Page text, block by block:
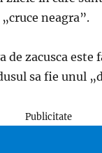
neagra”.
zacusca este
sa fie unul
Publicitate